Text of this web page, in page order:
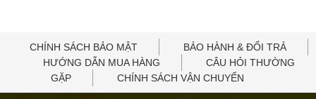
CHÍNH SÁCH BẢO MẬT
BẢO HÀNH & ĐỔI TRẢ
HƯỚNG DẪN MUA HÀNG
CÂU HỎI THƯỜNG
GẶP
CHÍNH SÁCH VẬN CHUYỂN